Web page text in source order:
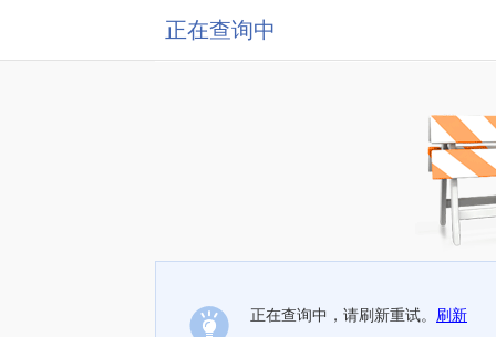
正在查询中
正在查询中，请刷新重试。 刷新